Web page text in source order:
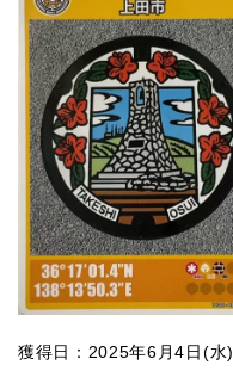
獲得日：2025年6月4日(水)